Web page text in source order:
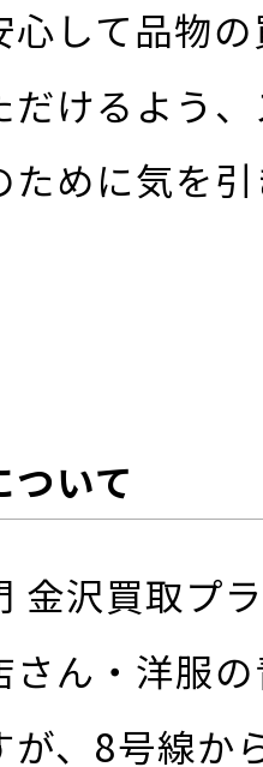
心して品物
だけるよう
ために気を
いて
金沢買取プ
さん・洋服
が、8号線か